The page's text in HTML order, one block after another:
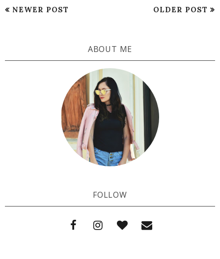
NEWER POST OLDER POST
ABOUT ME
FOLLOW